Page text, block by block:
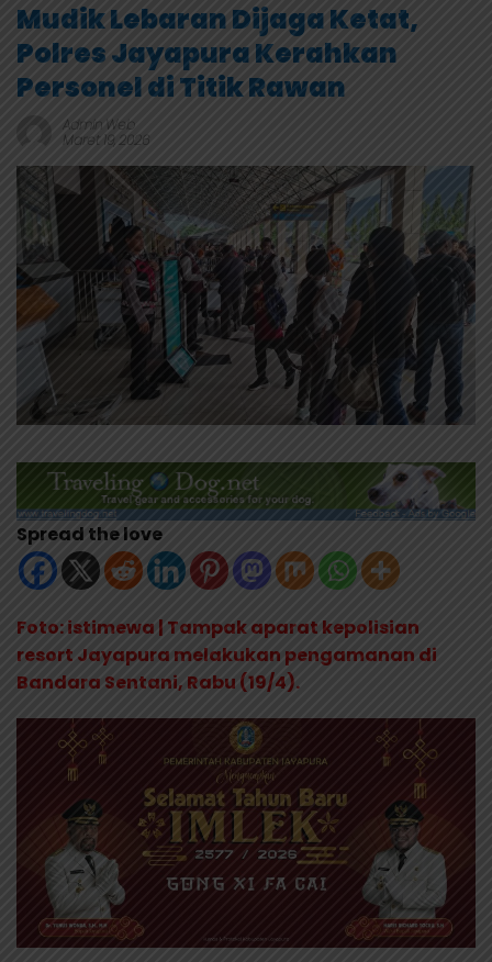
Mudik Lebaran Dijaga Ketat,
Polres Jayapura Kerahkan
Personel di Titik Rawan
Admin Web
Maret 19, 2026
Spread the love
Foto: istimewa | Tampak aparat kepolisian
resort Jayapura melakukan pengamanan di
Bandara Sentani, Rabu (19/4).